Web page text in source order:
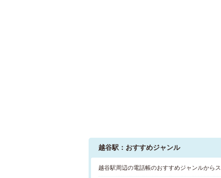
越谷駅：おすすめジャンル
越谷駅周辺の電話帳のおすすめジャンルから